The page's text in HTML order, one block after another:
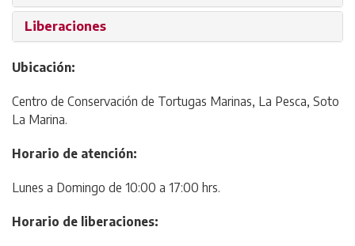
Liberaciones
Ubicación:
Centro de Conservación de Tortugas Marinas, La Pesca, Soto
La Marina.
Horario de atención:
Lunes a Domingo de 10:00 a 17:00 hrs.
Horario de liberaciones: